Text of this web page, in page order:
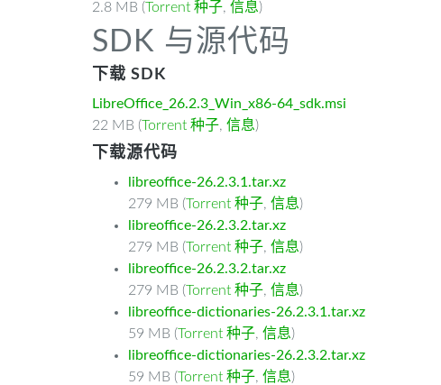
2.8 MB (Torrent 种子, 信息)
SDK 与源代码
下载 SDK
LibreOffice_26.2.3_Win_x86-64_sdk.msi
22 MB (Torrent 种子, 信息)
下载源代码
libreoffice-26.2.3.1.tar.xz
279 MB (Torrent 种子, 信息)
libreoffice-26.2.3.2.tar.xz
279 MB (Torrent 种子, 信息)
libreoffice-26.2.3.2.tar.xz
279 MB (Torrent 种子, 信息)
libreoffice-dictionaries-26.2.3.1.tar.xz
59 MB (Torrent 种子, 信息)
libreoffice-dictionaries-26.2.3.2.tar.xz
59 MB (Torrent 种子, 信息)